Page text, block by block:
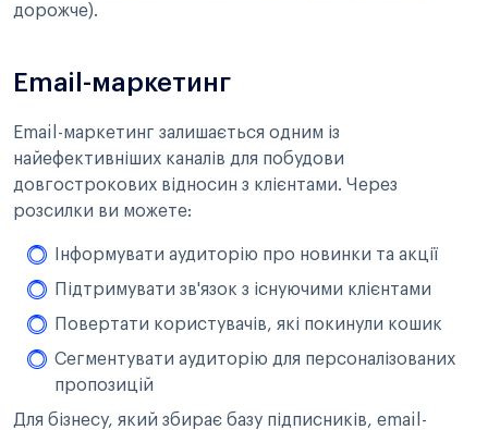
дорожче).
Email-маркетинг
Email-маркетинг залишається одним із
найефективніших каналів для побудови
довгострокових відносин з клієнтами. Через
розсилки ви можете:
Інформувати аудиторію про новинки та акції
Підтримувати зв'язок з існуючими клієнтами
Повертати користувачів, які покинули кошик
Сегментувати аудиторію для персоналізованих
пропозицій
Для бізнесу, який збирає базу підписників, email-